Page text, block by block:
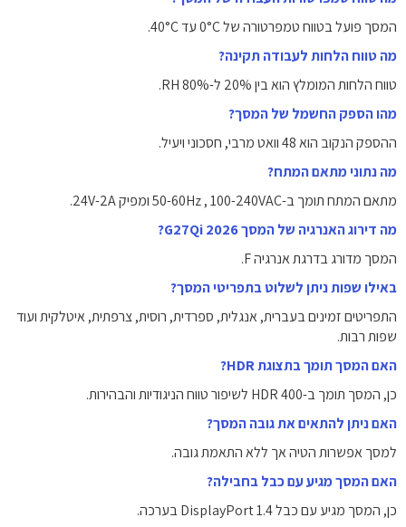
המסך פועל בטווח טמפרטורה של 0°C עד 40°C.
מה טווח הלחות לעבודה תקינה?
טווח הלחות המומלץ הוא בין 20% ל-80% RH.
מהו הספק החשמל של המסך?
ההספק הנקוב הוא 48 וואט מרבי, חסכוני ויעיל.
מה נתוני מתאם המתח?
מתאם המתח תומך ב-‎100-240VAC‎ ‏, 50-60Hz ומפיק 24V-2A.
מה דירוג האנרגיה של המסך G27Qi 2026?
המסך מדורג בדרגת אנרגיה F.
באילו שפות ניתן לשלוט בתפריטי המסך?
התפריטים זמינים בעברית, אנגלית, ספרדית, רוסית, צרפתית, איטלקית ועוד
שפות רבות.
האם המסך תומך בתצוגת HDR?
כן, המסך תומך ב-HDR 400 לשיפור טווח הניגודיות והבהירות.
האם ניתן להתאים את גובה המסך?
למסך אפשרות הטיה אך ללא התאמת גובה.
האם המסך מגיע עם כבל בחבילה?
כן, המסך מגיע עם כבל DisplayPort 1.4 בערכה.